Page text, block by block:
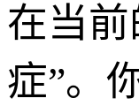
在当
症”。